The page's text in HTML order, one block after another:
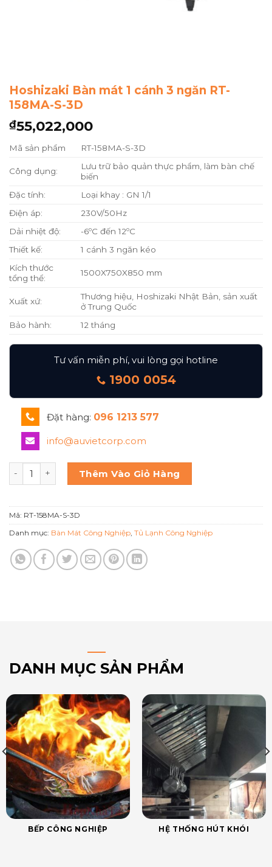
Hoshizaki Bàn mát 1 cánh 3 ngăn RT-
158MA-S-3D
₫55,022,000
Mã sản phẩm RT-158MA-S-3D
Công dụng:
Lưu trữ bảo quản thực phẩm, làm bàn chế
biến
Đặc tính:
Loại khay : GN 1/1
Điện áp:
230V/50Hz
Dải nhiệt độ:
-6ºC đến 12ºC
Thiết kế:
1 cánh 3 ngăn kéo
Kích thước
tổng thể:
1500X750X850 mm
Xuất xứ:
Thương hiệu, Hoshizaki Nhật Bản, sản xuất
ở Trung Quốc
Bảo hành:
12 tháng
Tư vấn miễn phí, vui lòng gọi hotline
1900 0054
Đặt hàng: 096 1213 577
info@auvietcorp.com
Hoshizaki Bàn mát 1 cánh 3 ngăn RT-158MA-S-3D số lượng
Thêm Vào Giỏ Hàng
Mã: RT-158MA-S-3D
Danh mục: Bàn Mát Công Nghiệp Tủ Lạnh Công Nghiệp
DANH MỤC SẢN PHẨM
BẾP CÔNG NGHIỆP HỆ THỐNG HÚT KHÓI